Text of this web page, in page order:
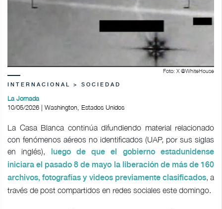
Foto: X @WhiteHouse
INTERNACIONAL > SOCIEDAD
La Jornada
10/05/2026 | Washington, Estados Unidos
La Casa Blanca continúa difundiendo material relacionado
con fenómenos aéreos no identificados (UAP, por sus siglas
en inglés), luego de que el gobierno estadunidense
iniciara el pasado 8 de mayo la liberación de más de 160
archivos, fotografías y videos previamente clasificados, a
través de post compartidos en redes sociales este domingo.